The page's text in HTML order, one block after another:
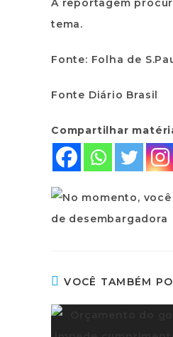
A reportagem
tema.
Fonte: Folha de
Fonte Diário Brasil
Compartilhar
VOCÊ TAMBÉM